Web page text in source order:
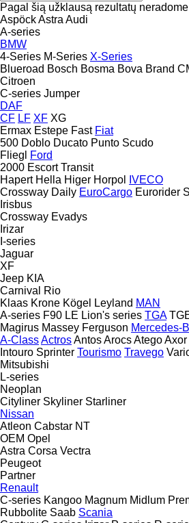
Pagal šią užklausą rezultatų neradome
AspöckAstra Audi
A-series
BMW
4-Series M-Series X-Series
Blueroad Bosch Bosma Bova Brand
Citroen
C-series Jumper
DAF
CF LF XF XG
Ermax Estepe Fast Fiat
500 Doblo Ducato Punto Scudo
Fliegl
Ford
2000 Escort Transit
Hapert Hella Higer Horpol
IVECO
Crossway Daily EuroCargo Eurorider
Irisbus
Crossway Evadys
Irizar
I-series
Jaguar
XF
Jeep KIA
Carnival
Rio
Klaas Krone Kögel Leyland MAN
A-series F90 LE Lion's series TGA
Magirus Massey Ferguson Mercedes-
A-ClassActrosAntosArocsAtegoAxor
Intouro Sprinter Tourismo Travego
Mitsubishi
L-series
Neoplan
Cityliner Skyliner Starliner
Nissan
Atleon Cabstar NT
OEM Opel
Astra Corsa Vectra
Peugeot
Partner
Renault
C-series Kangoo Magnum Midlum
Rubbolite Saab Scania